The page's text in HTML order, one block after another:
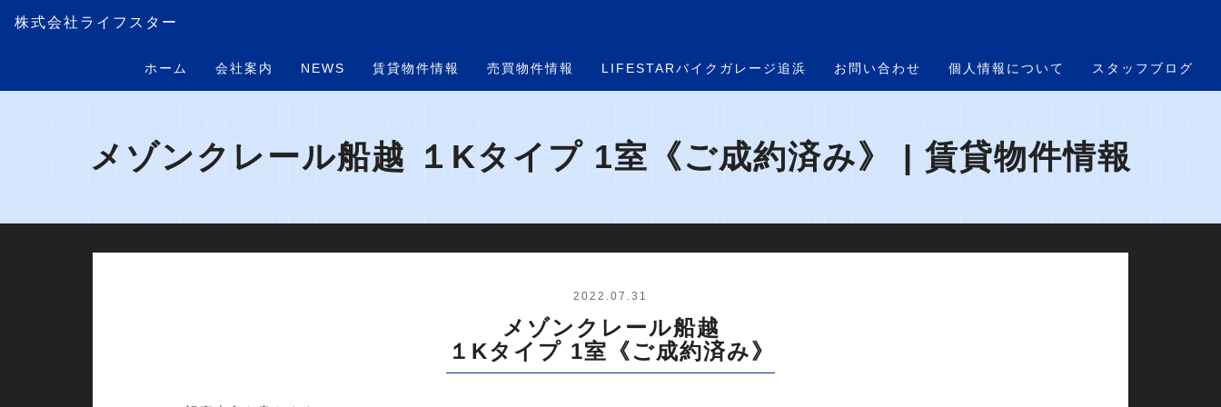
株式会社ライフスター
ホーム 会社案内 NEWS 賃貸物件情報 売買物件情報 LIFESTARバイクガレージ追浜 お問い合わせ 個人情報について スタッフブログ
メゾンクレール船越 １Kタイプ 1室《ご成約済み》 | 賃貸物件情報
2022.07.31
メゾンクレール船越
１Kタイプ 1室《ご成約済み》